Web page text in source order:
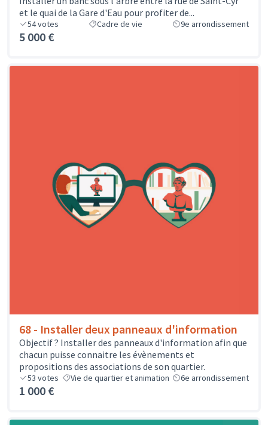
et le quai de la Gare d'Eau pour profiter de...
54votes Cadre de vie 9e arrondissement
5 000 €
68 - Installer deux panneaux d'information
Objectif ? Installer des panneaux d'information afin que
chacun puisse connaitre les évènements et
propositions des associations de son quartier.
53 votes Vie de quartier et animation 6e arrondissement
1 000 €